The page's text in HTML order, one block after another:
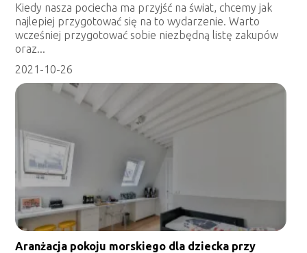
Kiedy nasza pociecha ma przyjść na świat, chcemy jak
najlepiej przygotować się na to wydarzenie. Warto
wcześniej przygotować sobie niezbędną listę zakupów
oraz...
2021-10-26
Aranżacja pokoju morskiego dla dziecka przy